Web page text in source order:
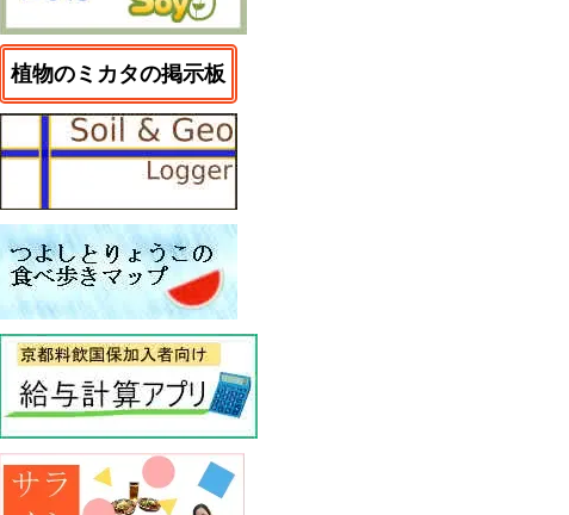
植物のミカタの掲示板